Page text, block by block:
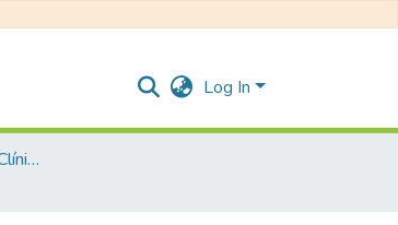
Log In
Maestría en Psicología Clínica y de la Salud